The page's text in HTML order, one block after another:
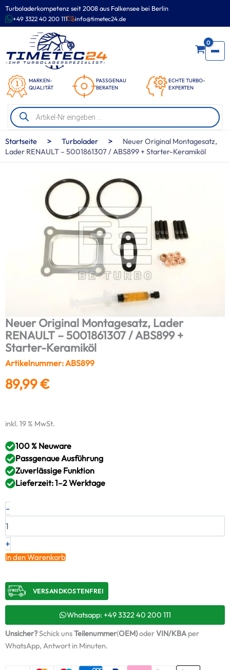
Turboladerkompetenz seit 2008 aus Falkensee bei Berlin
+49 3322 40 200 111 info@timetec24.de
MARKEN-
QUALITÄT
PASSGENAU
BERATEN
ECHTE TURBO-
EXPERTEN
0
Products
search
Zum
Inhalt
springen
Startseite > Turbolader >
Neuer Original Montagesatz,
Lader RENAULT – 5001861307 / ABS899 + Starter-Keramiköl
Neuer Original Montagesatz, Lader
RENAULT – 5001861307 / ABS899 +
Starter-Keramiköl
Artikelnummer: ABS899
89,99€
inkl. 19 % MwSt.
100 % Neuware
Passgenaue Ausführung
Zuverlässige Funktion
Lieferzeit: 1–2 Werktage
-
Neuer
Original
RENAULT
–
5001861307
ABS899
+
Starter-
Menge
+
In den Warenkorb
VERSANDKOSTENFREI​
Whatsapp: +49 3322 40 200 111
Unsicher?Schick unsTeilenummer(OEM)oderVIN/KBAper
WhatsApp, Antwort in Minuten.